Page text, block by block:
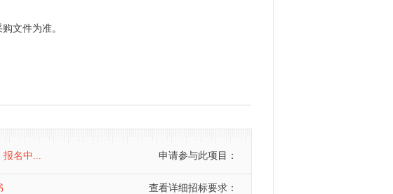
文件为准。
报名中... 申请参与此项目：
查看详细招标要求：